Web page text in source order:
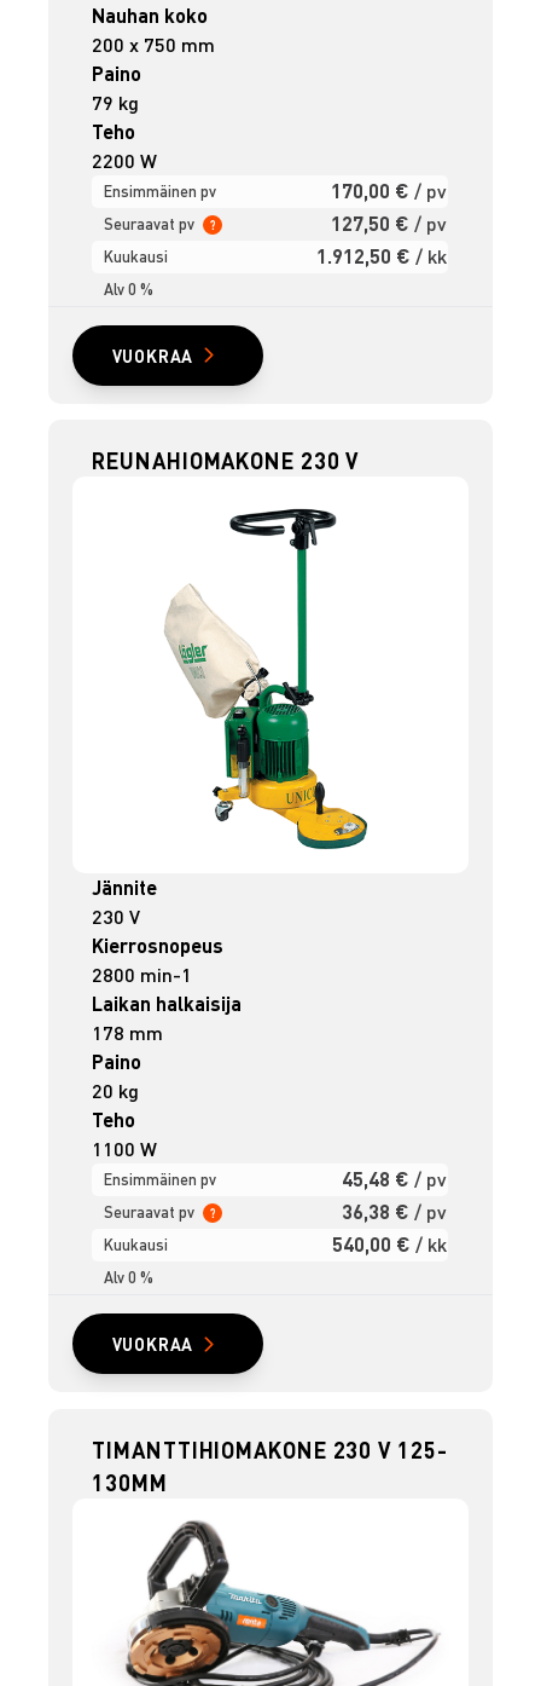
Nauhan koko
200 x 750 mm
Paino
79 kg
Teho
2200 W
Ensimmäinen pv 170,00 € / pv
Seuraavat pv ? 127,50 € / pv
Kuukausi 1.912,50 € / kk
Alv 0 %
VUOKRAA
REUNAHIOMAKONE 230 V
Jännite
230 V
Kierrosnopeus
2800 min-1
Laikan halkaisija
178 mm
Paino
20 kg
Teho
1100 W
Ensimmäinen pv 45,48 € / pv
Seuraavat pv ? 36,38 € / pv
Kuukausi 540,00 € / kk
Alv 0 %
VUOKRAA
TIMANTTIHIOMAKONE 230 V 125-
130MM